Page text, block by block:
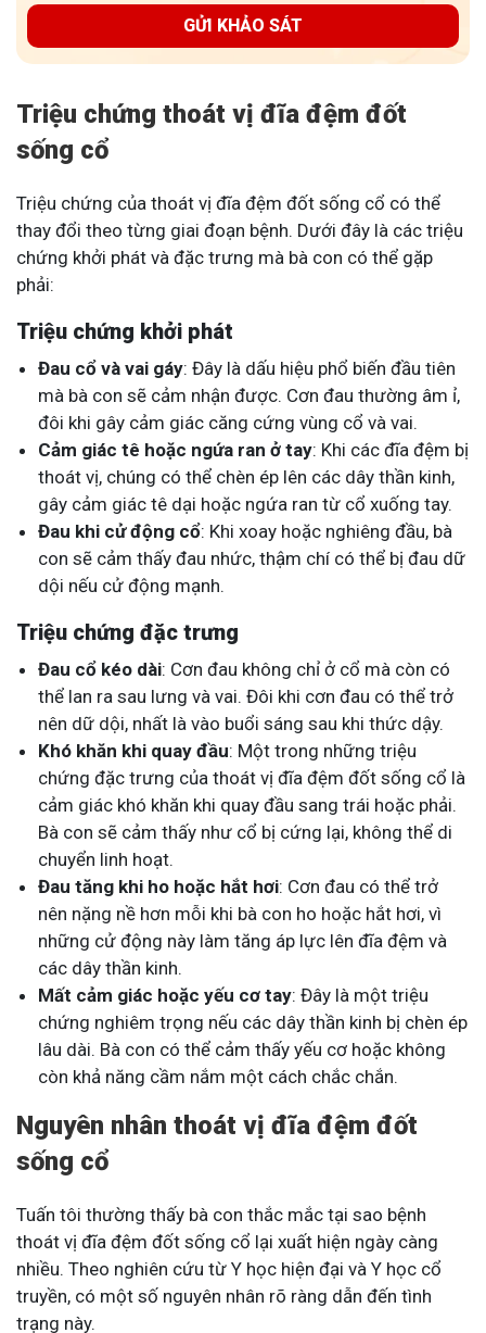
GỬI KHẢO SÁT
Triệu chứng thoát vị đĩa đệm đốt
sống cổ
Triệu chứng của thoát vị đĩa đệm đốt sống cổ có thể
thay đổi theo từng giai đoạn bệnh. Dưới đây là các triệu
chứng khởi phát và đặc trưng mà bà con có thể gặp
phải:
Triệu chứng khởi phát
Đau cổ và vai gáy: Đây là dấu hiệu phổ biến đầu tiên
mà bà con sẽ cảm nhận được. Cơn đau thường âm ỉ,
đôi khi gây cảm giác căng cứng vùng cổ và vai.
Cảm giác tê hoặc ngứa ran ở tay: Khi các đĩa đệm bị
thoát vị, chúng có thể chèn ép lên các dây thần kinh,
gây cảm giác tê dại hoặc ngứa ran từ cổ xuống tay.
Đau khi cử động cổ: Khi xoay hoặc nghiêng đầu, bà
con sẽ cảm thấy đau nhức, thậm chí có thể bị đau dữ
dội nếu cử động mạnh.
Triệu chứng đặc trưng
Đau cổ kéo dài: Cơn đau không chỉ ở cổ mà còn có
thể lan ra sau lưng và vai. Đôi khi cơn đau có thể trở
nên dữ dội, nhất là vào buổi sáng sau khi thức dậy.
Khó khăn khi quay đầu: Một trong những triệu
chứng đặc trưng của thoát vị đĩa đệm đốt sống cổ là
cảm giác khó khăn khi quay đầu sang trái hoặc phải.
Bà con sẽ cảm thấy như cổ bị cứng lại, không thể di
chuyển linh hoạt.
Đau tăng khi ho hoặc hắt hơi: Cơn đau có thể trở
nên nặng nề hơn mỗi khi bà con ho hoặc hắt hơi, vì
những cử động này làm tăng áp lực lên đĩa đệm và
các dây thần kinh.
Mất cảm giác hoặc yếu cơ tay: Đây là một triệu
chứng nghiêm trọng nếu các dây thần kinh bị chèn ép
lâu dài. Bà con có thể cảm thấy yếu cơ hoặc không
còn khả năng cầm nắm một cách chắc chắn.
Nguyên nhân thoát vị đĩa đệm đốt
sống cổ
Tuấn tôi thường thấy bà con thắc mắc tại sao bệnh
thoát vị đĩa đệm đốt sống cổ lại xuất hiện ngày càng
nhiều. Theo nghiên cứu từ Y học hiện đại và Y học cổ
truyền, có một số nguyên nhân rõ ràng dẫn đến tình
trạng này.